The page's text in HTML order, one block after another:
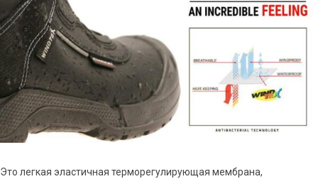
Это легкая эластичная терморегулирующая мембрана,